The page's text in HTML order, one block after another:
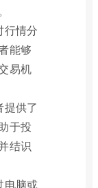
行情分
能够
易机
提供了
于投
结识
电脑或